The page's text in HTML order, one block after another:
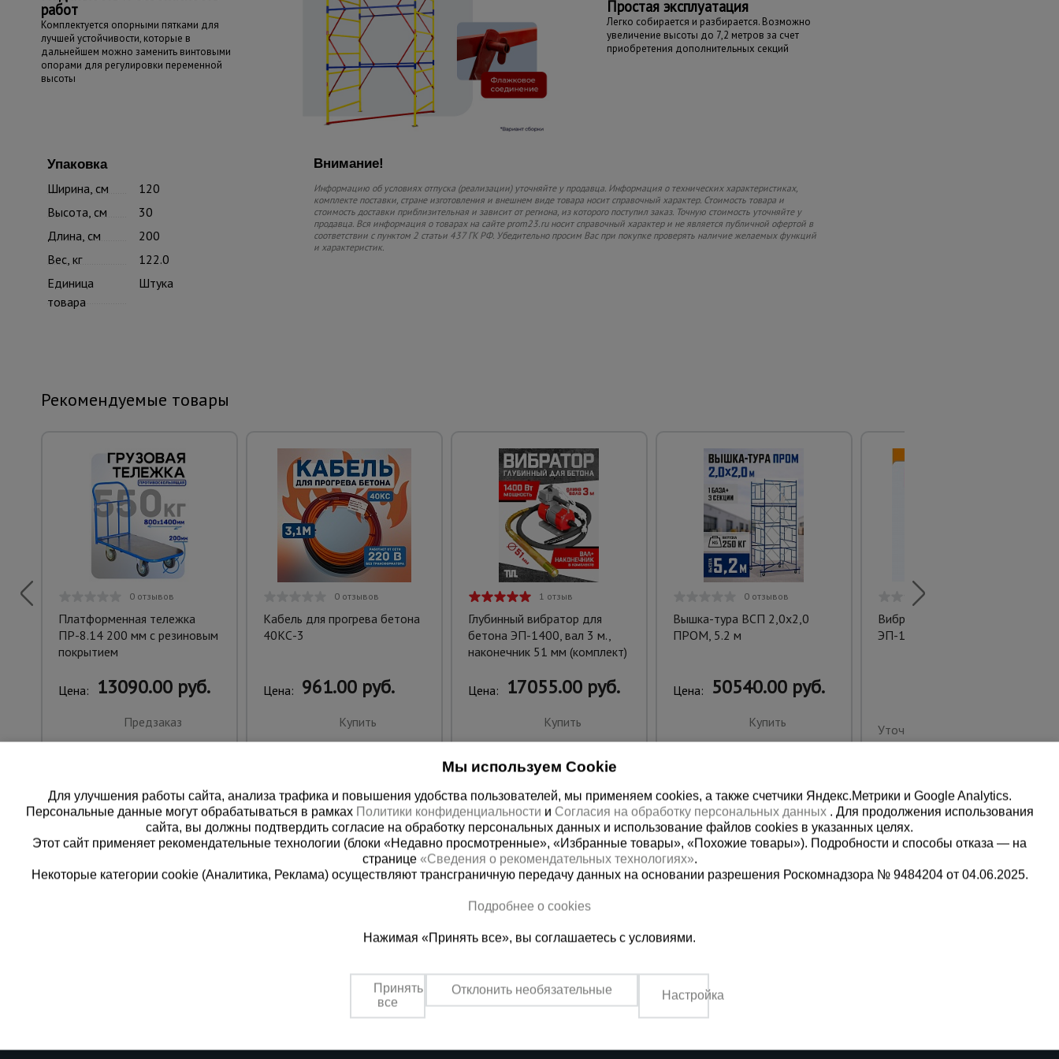
работ
Комплектуется опорными пятками для
лучшей устойчивости, которые в
дальнейшем можно заменить винтовыми
опорами для регулировки переменной
высоты
Простая эксплуатация
Легко собирается и разбирается. Возможно
увеличение высоты до 7,2 метров за счет
приобретения дополнительных секций
Упаковка
Ширина, см
120
Высота, см
30
Длина, см
200
Вес, кг
122.0
Единица
товара
Штука
Внимание!
Информацию об условиях отпуска (реализации) уточняйте у продавца. Информация о технических характеристиках,
комплекте поставки, стране изготовления и внешнем виде товара носит справочный характер. Стоимость товара и
стоимость доставки приблизительная и зависит от региона, из которого поступил заказ. Точную стоимость уточняйте у
продавца. Вся информация о товарах на сайте prom23.ru носит справочный характер и не является публичной офертой в
соответствии с пунктом 2 статьи 437 ГК РФ. Убедительно просим Вас при покупке проверять наличие желаемых функций
и характеристик.
Рекомендуемые товары
0 отзывов
Платформенная тележка
ПР-8.14 200 мм с резиновым
покрытием
Цена: 13090.00 руб.
Предзаказ
0 отзывов
Кабель для прогрева бетона
40КС-3
Цена: 961.00 руб.
Купить
1 отзыв
Глубинный вибратор для
бетона ЭП-1400, вал 3 м.,
наконечник 51 мм (комплект)
Цена: 17055.00 руб.
Купить
0 отзывов
Вышка-тура ВСП 2,0x2,0
ПРОМ, 5.2 м
Цена: 50540.00 руб.
Купить
Вибронаконечник 28 мм для
ЭП-1400/2200
Уточнить цену
8 (800) 200-25-90
бесплатно по России
+7 (495) 640-80-81
Пн-Чт: с 9:00 до 18:00,
Мы используем Cookie
Для улучшения работы сайта, анализа трафика и повышения удобства пользователей, мы применяем cookies, а также счетчики Яндекс.Метрики и Google Analytics.
Персональные данные могут обрабатываться в рамках Политики конфиденциальности и Согласия на обработку персональных данных . Для продолжения использования
сайта, вы должны подтвердить согласие на обработку персональных данных и использование файлов cookies в указанных целях.
Этот сайт применяет рекомендательные технологии (блоки «Недавно просмотренные», «Избранные товары», «Похожие товары»). Подробности и способы отказа — на
странице «Сведения о рекомендательных технологиях».
Некоторые категории cookie (Аналитика, Реклама) осуществляют трансграничную передачу данных на основании разрешения Роскомнадзора № 9484204 от 04.06.2025.
Подробнее о cookies
Нажимая «Принять все», вы соглашаетесь с условиями.
Принять
все
Отклонить необязательные Настройка